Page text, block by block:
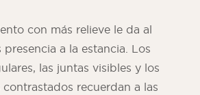
con más relieve le da al
presencia a la estancia. Los
las juntas visibles y los
contrastados recuerdan a las